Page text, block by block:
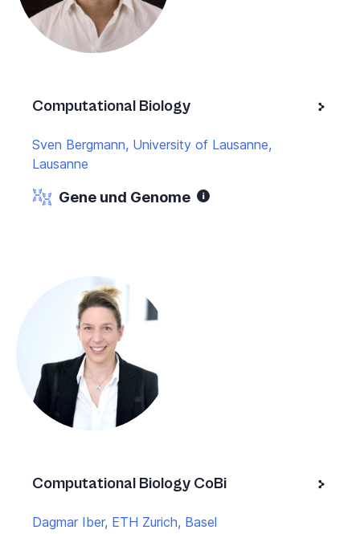
Computational Biology
Sven Bergmann, University of Lausanne,
Lausanne
Gene und Genome
Computational Biology CoBi
Dagmar Iber, ETH Zurich, Basel